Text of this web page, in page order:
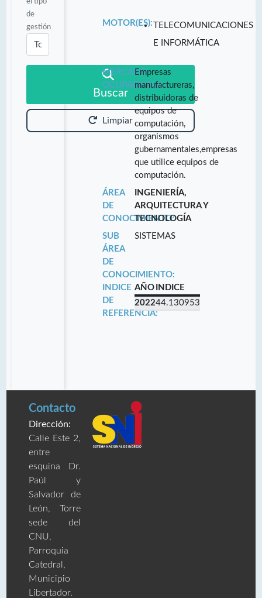
de
gestión
Buscar
Limpiar
MOTOR(ES):TELECOMUNICACIONES
E INFORMÁTICA
MERCADO
OCUPACIONAL:
Empresas
manufactureras,
distribuidoras de
equipos de
computación,
organismos
gubernamentales,empresas
que utilice equipos de
computación.
ÁREA
DE
CONOCIMIENTO:
INGENIERÍA,
ARQUITECTURA Y
TECNOLOGÍA
SUB
ÁREA
DE
CONOCIMIENTO:
SISTEMAS
INDICE
DE
REFERENCIA:
AÑO INDICE
202244.130953
Contacto
Dirección:
Calle Este 2,
entre
esquina Dr.
Paúl y
Salvador de
León, Torre
sede del
CNU,
Parroquia
Catedral,
Municipio
Libertador.